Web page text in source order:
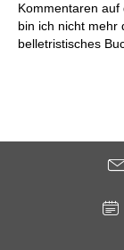
Kommentaren auf
bin ich nicht mehr
belletristisches